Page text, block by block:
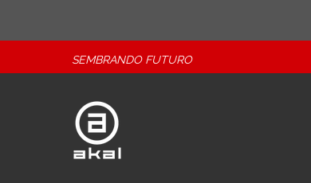
SEMBRANDO FUTURO